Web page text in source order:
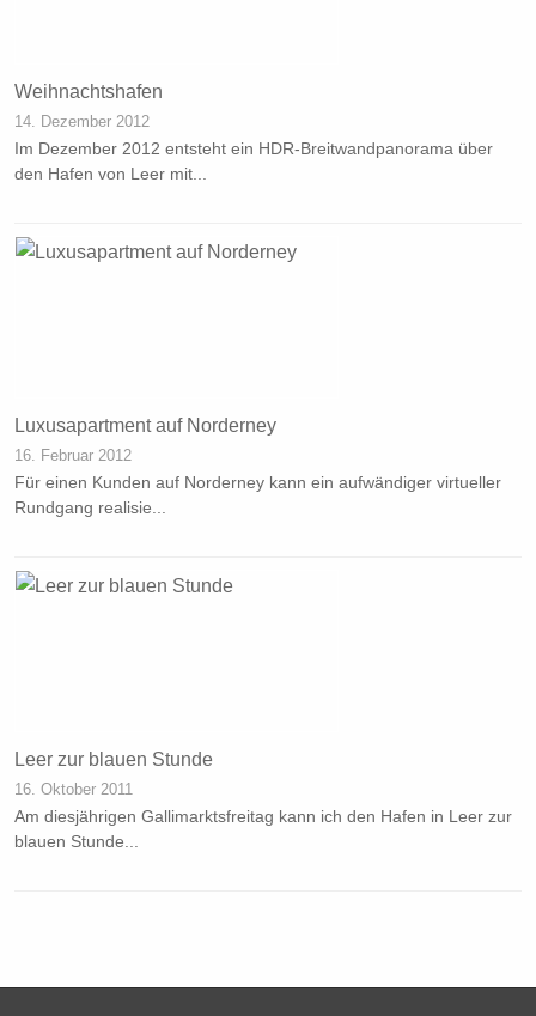
Weihnachtshafen
14. Dezember 2012
Im Dezember 2012 entsteht ein HDR-Breitwandpanorama über
den Hafen von Leer mit...
Luxusapartment auf Norderney
16. Februar 2012
Für einen Kunden auf Norderney kann ein aufwändiger virtueller
Rundgang realisie...
Leer zur blauen Stunde
16. Oktober 2011
Am diesjährigen Gallimarktsfreitag kann ich den Hafen in Leer zur
blauen Stunde...